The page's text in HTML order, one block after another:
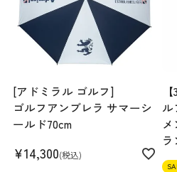
[アドミラル ゴルフ]
ゴルフアンブレラ サマーシ
ールド70cm
¥14,300 税込
ル